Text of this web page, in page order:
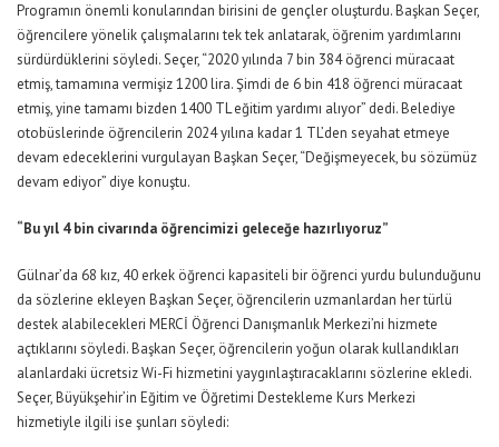
Programın önemli konularından birisini de gençler oluşturdu. Başkan Seçer,
öğrencilere yönelik çalışmalarını tek tek anlatarak, öğrenim yardımlarını
sürdürdüklerini söyledi. Seçer, “2020 yılında 7 bin 384 öğrenci müracaat
etmiş, tamamına vermişiz 1200 lira. Şimdi de 6 bin 418 öğrenci müracaat
etmiş, yine tamamı bizden 1400 TL eğitim yardımı alıyor” dedi. Belediye
otobüslerinde öğrencilerin 2024 yılına kadar 1 TL’den seyahat etmeye
devam edeceklerini vurgulayan Başkan Seçer, “Değişmeyecek, bu sözümüz
devam ediyor” diye konuştu.
“Bu yıl 4 bin civarında öğrencimizi geleceğe hazırlıyoruz”
Gülnar’da 68 kız, 40 erkek öğrenci kapasiteli bir öğrenci yurdu bulunduğunu
da sözlerine ekleyen Başkan Seçer, öğrencilerin uzmanlardan her türlü
destek alabilecekleri MERCİ Öğrenci Danışmanlık Merkezi’ni hizmete
açtıklarını söyledi. Başkan Seçer, öğrencilerin yoğun olarak kullandıkları
alanlardaki ücretsiz Wi-Fi hizmetini yaygınlaştıracaklarını sözlerine ekledi.
Seçer, Büyükşehir’in Eğitim ve Öğretimi Destekleme Kurs Merkezi
hizmetiyle ilgili ise şunları söyledi: